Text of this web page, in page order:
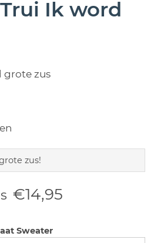
Ik word
grote zus
zus!
€14,95
Sweater